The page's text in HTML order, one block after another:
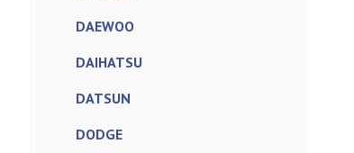
DAEWOO
DAIHATSU
DATSUN
DODGE